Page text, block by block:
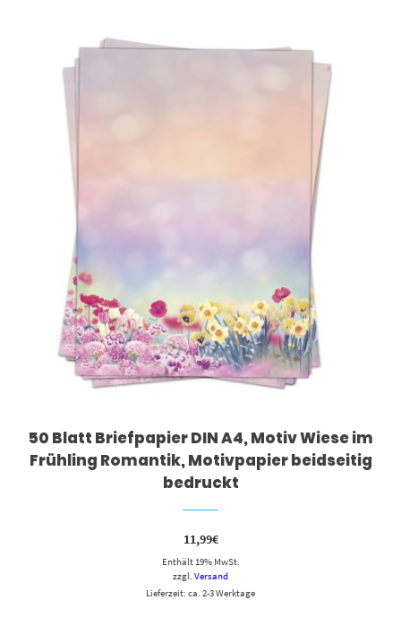
50 Blatt Briefpapier DIN A4, Motiv Wiese im
Frühling Romantik, Motivpapier beidseitig
bedruckt
11,99€
Enthält 19% MwSt.
zzgl. Versand
Lieferzeit: ca. 2-3 Werktage